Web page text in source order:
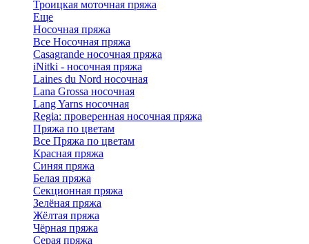
Троицкая моточная пряжа
Еще
Носочная пряжа
Все Носочная пряжа
Casagrande носочная пряжа
iNitki - носочная пряжа
Laines du Nord носочная
Lana Grossa носочная
Lang Yarns носочная
Regia: проверенная носочная пряжа
Пряжа по цветам
Все Пряжа по цветам
Красная пряжа
Синяя пряжа
Белая пряжа
Секционная пряжа
Зелёная пряжа
Жёлтая пряжа
Чёрная пряжа
Серая пряжа